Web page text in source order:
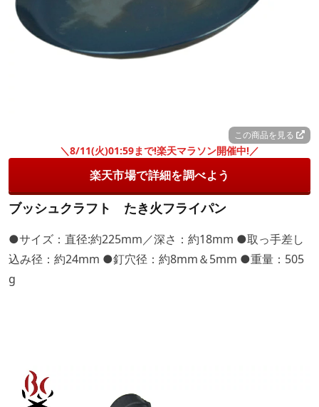
この商品を見る
＼8/11(火)01:59まで!楽天マラソン開催中!／
楽天市場で詳細を調べよう
ブッシュクラフト たき火フライパン
●サイズ：直径:約225mm／深さ：約18mm ●取っ手差し
込み径：約24mm ●釘穴径：約8mm＆5mm ●重量：505
g